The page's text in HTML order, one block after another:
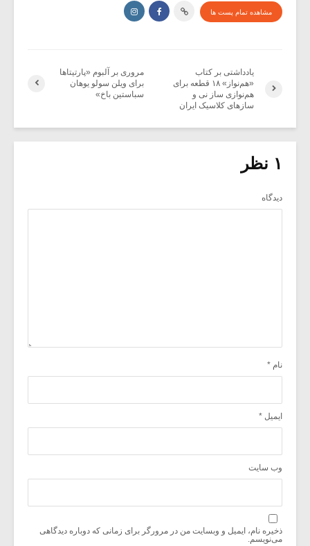
مشاهده تمام پست ها
مروری بر آلبوم «پارتیتاها
برای ویلن سولو یوهان
سباستین باخ»
یادداشتی بر کتاب
«هم‌نواز» ۱۸ قطعه برای
هم‌نوازی ساز نی و
سازهای کلاسیک ایران
۱ نظر
دیدگاه
نام *
ایمیل *
وب‌ سایت
ذخیره نام، ایمیل و وبسایت من در مرورگر برای زمانی که دوباره دیدگاهی
می‌نویسم.